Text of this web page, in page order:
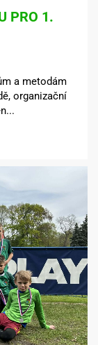
PRO 1.
a metodám
organizační